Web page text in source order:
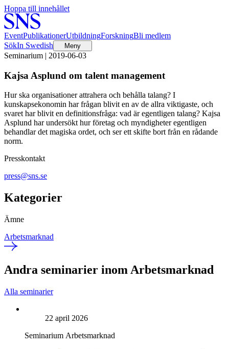
Hoppa till innehållet
EventPublikationerUtbildningForskningBli medlem
SökIn Swedish Meny
Seminarium | 2019-06-03
Kajsa Asplund om talent management
Hur ska organisationer attrahera och behålla talang? I
kunskapsekonomin har frågan blivit en av de allra viktigaste, och
svaret har blivit en definitionsfråga: vad är egentligen talang? Kajsa
Asplund har undersökt hur företag och myndigheter egentligen
behandlar det magiska ordet, och ser ett skifte bort från en rådande
norm.
Presskontakt
press@sns.se
Kategorier
Ämne
Arbetsmarknad
Andra seminarier inom Arbetsmarknad
Alla seminarier
22 april 2026
Seminarium Arbetsmarknad